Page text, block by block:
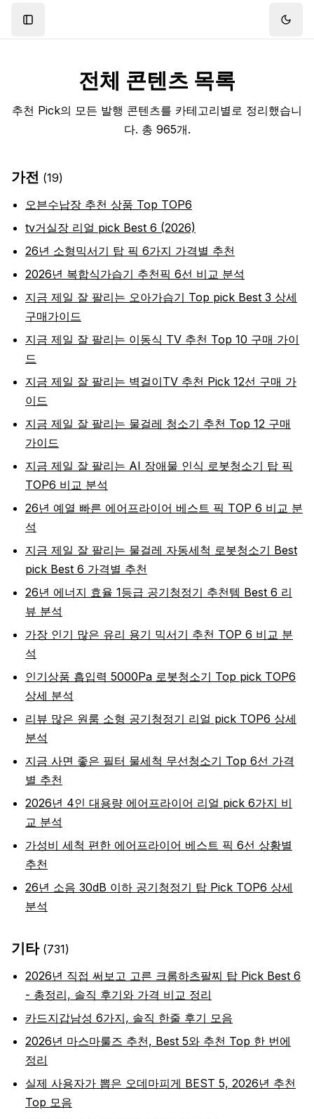
Toggle Sidebar
전체 콘텐츠 목록
추천 Pick의 모든 발행 콘텐츠를 카테고리별로 정리했습니
다. 총 965개.
가전 (19)
오븐수납장 추천 상품 Top TOP6
tv거실장 리얼 pick Best 6 (2026)
26년 소형믹서기 탑 픽 6가지 가격별 추천
2026년 복합식가습기 추천픽 6선 비교 분석
지금 제일 잘 팔리는 오아가습기 Top pick Best 3 상세
구매가이드
지금 제일 잘 팔리는 이동식 TV 추천 Top 10 구매 가이
드
지금 제일 잘 팔리는 벽걸이TV 추천 Pick 12선 구매 가
이드
지금 제일 잘 팔리는 물걸레 청소기 추천 Top 12 구매
가이드
지금 제일 잘 팔리는 AI 장애물 인식 로봇청소기 탑 픽
TOP6 비교 분석
26년 예열 빠른 에어프라이어 베스트 픽 TOP 6 비교 분
석
지금 제일 잘 팔리는 물걸레 자동세척 로봇청소기 Best
pick Best 6 가격별 추천
26년 에너지 효율 1등급 공기청정기 추천템 Best 6 리
뷰 분석
가장 인기 많은 유리 용기 믹서기 추천 TOP 6 비교 분
석
인기상품 흡입력 5000Pa 로봇청소기 Top pick TOP6
상세 분석
리뷰 많은 원룸 소형 공기청정기 리얼 pick TOP6 상세
분석
지금 사면 좋은 필터 물세척 무선청소기 Top 6선 가격
별 추천
2026년 4인 대용량 에어프라이어 리얼 pick 6가지 비
교 분석
가성비 세척 편한 에어프라이어 베스트 픽 6선 상황별
추천
26년 소음 30dB 이하 공기청정기 탑 Pick TOP6 상세
분석
기타 (731)
2026년 직접 써보고 고른 크롬하츠팔찌 탑 Pick Best 6
- 총정리, 솔직 후기와 가격 비교 정리
카드지갑남성 6가지, 솔직 한줄 후기 모음
2026년 마스마룰즈 추천, Best 5와 추천 Top 한 번에
정리
실제 사용자가 뽑은 오데마피게 BEST 5, 2026년 추천
Top 모음